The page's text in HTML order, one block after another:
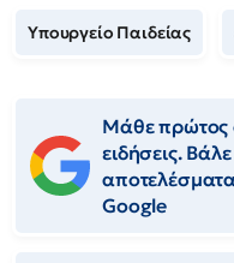
Υπουργείο Παιδείας
Μάθε πρώτος
ειδήσεις.
Google